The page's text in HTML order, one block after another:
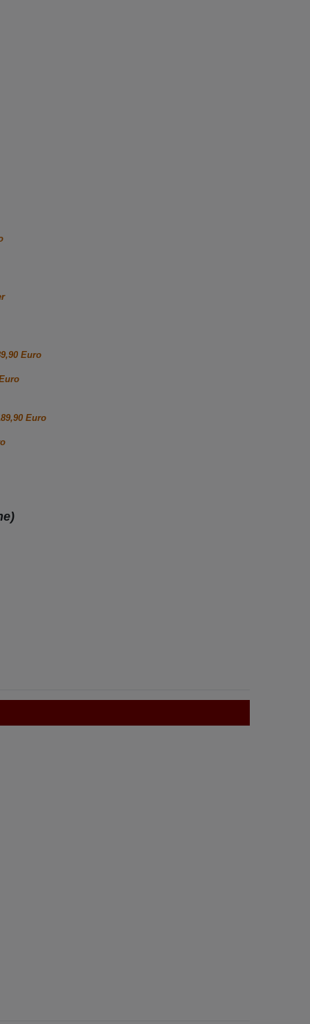
Euro
Euro